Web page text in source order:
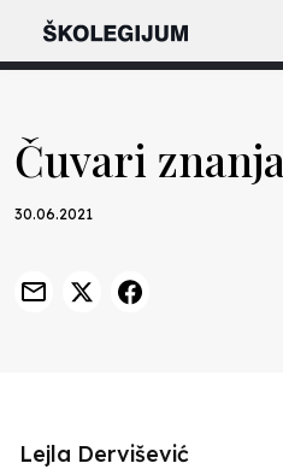
Čuvari znanja
30.06.2021
Lejla Dervišević